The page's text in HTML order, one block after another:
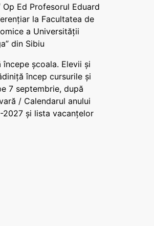
Ed Profesorul Eduard
la Facultatea de
a Universității
din Sibiu
începe școala. Elevii și
încep cursurile și
7 septembrie, după
/ Calendarul anului
2027 și lista vacanțelor